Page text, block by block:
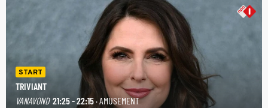
START
TRIVIANT
VANAVOND 21:25 - 22:15· AMUSEMENT